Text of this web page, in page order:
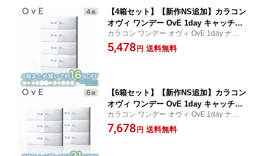
【4箱セット】【新作NS追加】カラコン
オヴィ ワンデー OvE 1day キャッチラ
イトレンズ【10枚入り】[度なし 度あり
コンタクト ナチュラル 1日使い捨て UV
カラコン ワンデー オヴィ OvE 1day ナチュ
ラル バレない 裸眼風 コンタクトレンズ ク
リアレンズ UVカット
5,478 円 送料無料
【6箱セット】【新作NS追加】カラコン
オヴィ ワンデー OvE 1day キャッチラ
イトレンズ【10枚入り】[度なし 度あり
コンタクト ナチュラル 1日使い捨て UV
カラコン ワンデー オヴィ OvE 1day ナチュ
ラル バレない 裸眼風 コンタクトレンズ ク
リアレンズ UVカット
7,678 円 送料無料